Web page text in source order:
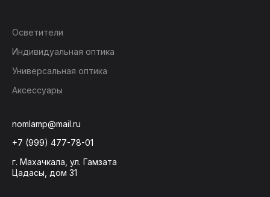
г. Махачкала, ул. Гамзата
Цадасы, дом 31
nomlamp@mail.ru
+7 (999) 477-78-01
Аксессуары
Осветители
Индивидуальная оптика
Универсальная оптика